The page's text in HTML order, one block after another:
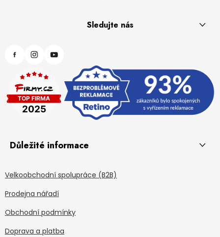
Sledujte nás
Důležité informace
Velkoobchodní spolupráce (B2B)
Prodejna nářadí
Obchodní podmínky
Doprava a platba